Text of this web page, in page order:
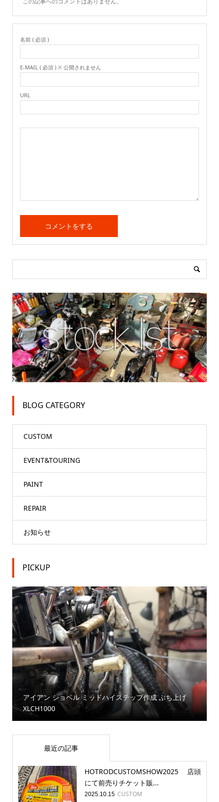
名前 ( 必須 )
E-MAIL ( 必須 ) ※ 公開されません
URL
BLOG CATEGORY
CUSTOM
EVENT&TOURING
PAINT
REPAIR
お知らせ
PICKUP
アイアン ショベル ミッドハイステップ作成 ぶち上げ
XLCH1000
最近の記事
HOTRODCUSTOMSHOW2025 店頭
にて前売りチケット販...
2025.10.15 CUSTOM